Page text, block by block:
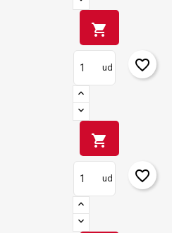
shopping_cart
ud
shopping_cart
favorite_border
ud favorite_border